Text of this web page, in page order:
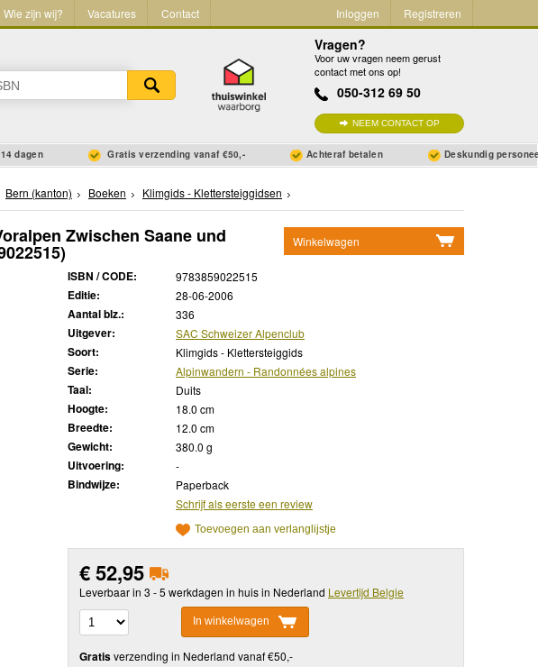
Wie zijn wij? Vacatures Contact Inloggen Registreren
Vragen?
Voor uw vragen neem gerust
contact met ons op!
050-312 69 50
NEEM CONTACT OP
dagen Gratis verzending vanaf €50,- Achteraf betalen Deskundig
Bern (kanton) Boeken Klimgids - Klettersteiggidsen
Winkelwagen
Zwischen Saane und
ISBN / CODE: 9783859022515
Editie: 28-06-2006
Aantal blz.: 336
Uitgever: SAC Schweizer Alpenclub
Soort: Klimgids - Klettersteiggids
Serie: Alpinwandern - Randonnées alpines
Taal: Duits
Hoogte: 18.0 cm
Breedte: 12.0 cm
Gewicht: 380.0 g
Uitvoering: -
Bindwijze:
Paperback
Schrijf als eerste een review
Toevoegen aan verlanglijstje
€52,95
Leverbaar in 3 - 5 werkdagen in huis in Nederland Levertijd Belgie
In winkelwagen
Gratisverzending in Nederland vanaf €50,-